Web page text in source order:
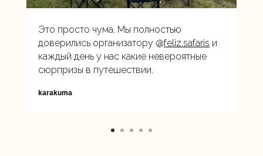
Это просто чума. Мы полностью
доверились организатору @feliz.safaris и
каждый день у нас какие невероятные
сюрпризы в путешествии.
karakuma